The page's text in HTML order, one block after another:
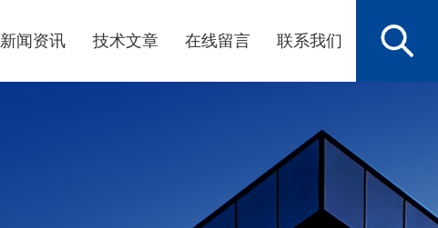
新闻资讯 技术文章 在线留言 联系我们